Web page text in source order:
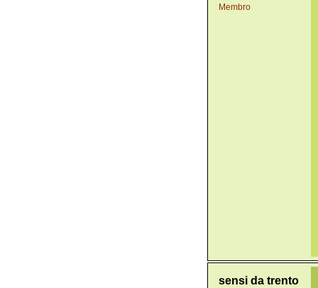
Membro
sensi da trento